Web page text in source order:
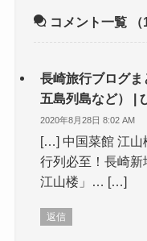
コメント一覧
長崎旅行ブログま
五島列島など） |
2020年8月28日 8:02 AM
[…] 中国菜館 江山
行列必至！長崎
江山楼」… […]
返信